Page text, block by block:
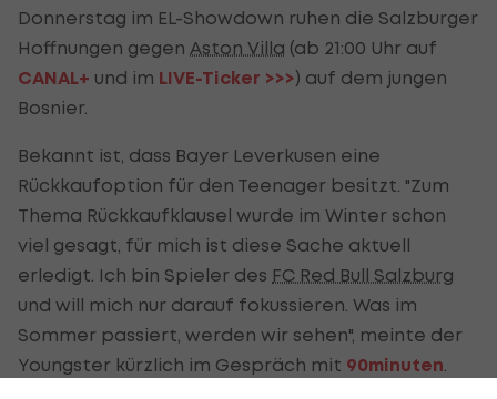
Donnerstag im EL-Showdown ruhen die Salzburger
Hoffnungen gegen Aston Villa (ab 21:00 Uhr auf
CANAL+ und im LIVE-Ticker >>>) auf dem jungen
Bosnier.
Bekannt ist, dass Bayer Leverkusen eine
Rückkaufoption für den Teenager besitzt. "Zum
Thema Rückkaufklausel wurde im Winter schon
viel gesagt, für mich ist diese Sache aktuell
erledigt. Ich bin Spieler des FC Red Bull Salzburg
und will mich nur darauf fokussieren. Was im
Sommer passiert, werden wir sehen", meinte der
Youngster kürzlich im Gespräch mit 90minuten